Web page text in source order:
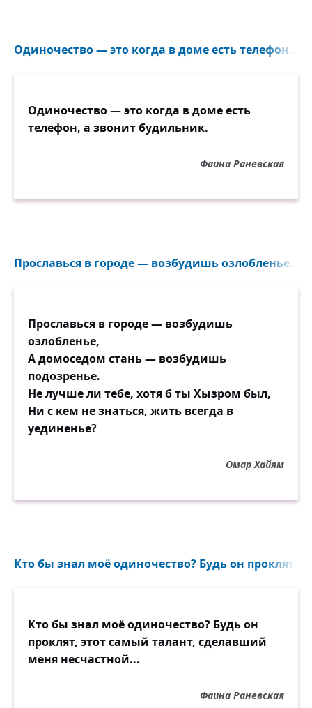
Одиночество — это когда в доме есть телефон...
Одиночество — это когда в доме есть
телефон, а звонит будильник.
Фаина Раневская
Прославься в городе — возбудишь озлобленье...
Прославься в городе — возбудишь
озлобленье,
А домоседом стань — возбудишь
подозренье.
Не лучше ли тебе, хотя б ты Хызром был,
Ни с кем не знаться, жить всегда в
уединенье?
Омар Хайям
Кто бы знал моё одиночество? Будь он проклят,
Кто бы знал моё одиночество? Будь он
проклят, этот самый талант, сделавший
меня несчастной...
Фаина Раневская